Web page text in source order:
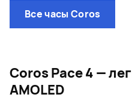
Все часы Coros
Coros Pace 4 —
AMOLED